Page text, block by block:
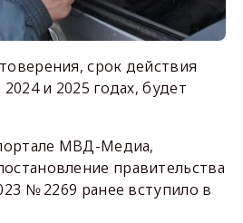
срок действия
и 2025 годах, будет
МВД-Медиа,
правительства
№ 2269 ранее вступило в